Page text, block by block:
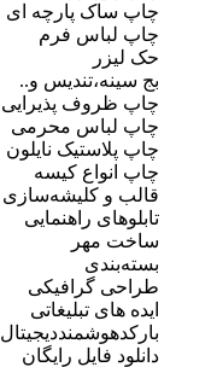
چاپ ساک پارچه ای
چاپ لباس فرم
حک لیزر
بج سینه،تندیس و..
چاپ ظروف پذیرایی
چاپ لباس محرمی
چاپ پلاستیک نایلون
چاپ انواع کیسه
قالب و کلیشه‌سازی
تابلوهای راهنمایی
ساخت مهر
بسته‌بندی
طراحی گرافیکی
ایده های تبلیغاتی
بارکدهوشمنددیجیتال
دانلود فایل رایگان